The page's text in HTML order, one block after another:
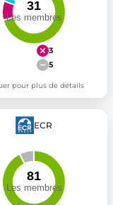
3
5
pour plus de détails
ECR